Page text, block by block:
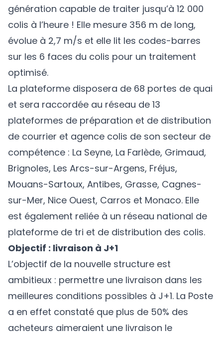
génération capable de traiter jusqu’à 12 000
colis à l’heure ! Elle mesure 356 m de long,
évolue à 2,7 m/s et elle lit les codes-barres
sur les 6 faces du colis pour un traitement
optimisé.
La plateforme disposera de 68 portes de quai
et sera raccordée au réseau de 13
plateformes de préparation et de distribution
de courrier et agence colis de son secteur de
compétence : La Seyne, La Farlède, Grimaud,
Brignoles, Les Arcs-sur-Argens, Fréjus,
Mouans-Sartoux, Antibes, Grasse, Cagnes-
sur-Mer, Nice Ouest, Carros et Monaco. Elle
est également reliée à un réseau national de
plateforme de tri et de distribution des colis.
Objectif : livraison à J+1
L’objectif de la nouvelle structure est
ambitieux : permettre une livraison dans les
meilleures conditions possibles à J+1. La Poste
a en effet constaté que plus de 50% des
acheteurs aimeraient une livraison le